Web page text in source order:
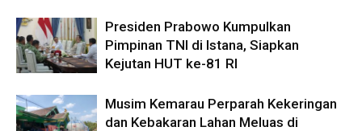
Presiden Prabowo Kumpulkan
Pimpinan TNI di Istana, Siapkan
Kejutan HUT ke-81 RI
Musim Kemarau Perparah Kekeringan
dan Kebakaran Lahan Meluas di